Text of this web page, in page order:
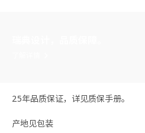
25年品质保证，详见质保手册。
产地见包装